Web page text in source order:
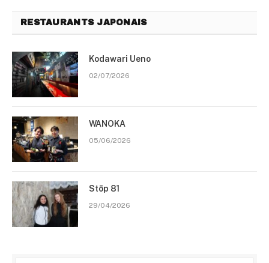
RESTAURANTS JAPONAIS
Kodawari Ueno
02/07/2026
WANOKA
05/06/2026
Stōp 81
29/04/2026